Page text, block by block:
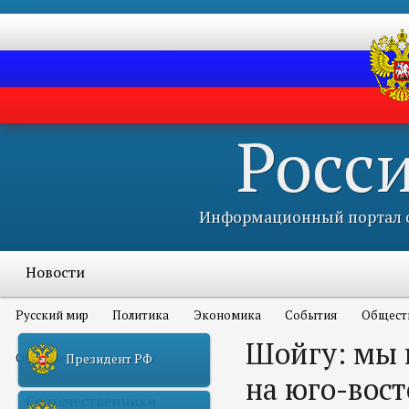
Информационный портал
Новости
Русский мир Политика Экономика События
Объявления и конкурсы
Соотечественники
Президент РФ
Шойгу: мы
на юго-